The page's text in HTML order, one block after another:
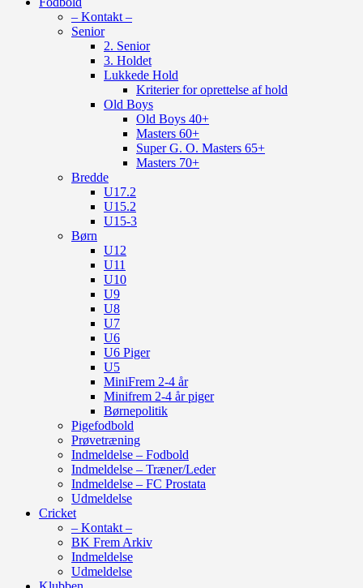
– Kontakt –
Senior
2. Senior
3. Holdet
Lukkede Hold
Kriterier for oprettelse af hold
Old Boys
Old Boys 40+
Masters 60+
Super G. O. Masters 65+
Masters 70+
Bredde
U17.2
U15.2
U15-3
Børn
U12
U11
U10
U9
U8
U7
U6
U6 Piger
U5
MiniFrem 2-4 år
Minifrem 2-4 år piger
Børnepolitik
Pigefodbold
Prøvetræning
Indmeldelse – Fodbold
Indmeldelse – Træner/Leder
Indmeldelse – FC Prostata
Udmeldelse
Cricket
– Kontakt –
BK Frem Arkiv
Indmeldelse
Udmeldelse